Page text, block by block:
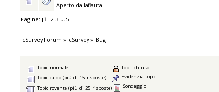
Aperto da laflauta
Pagine: [1] 2 3 ... 5
cSurvey Forum » cSurvey» Bug
Topic normale
Topic caldo (più di 15 risposte)
Topic rovente (più di 25 risposte)
Topic chiuso
Evidenzia topic
Sondaggio